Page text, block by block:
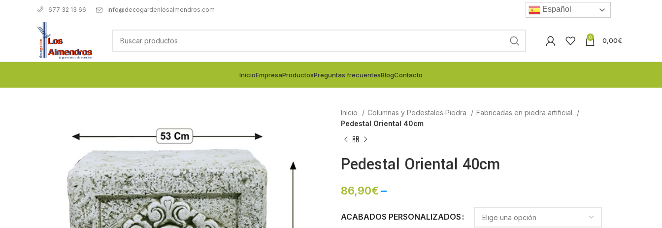
677 32 13 66 info@decogardenlosalmendros.com Español
0 0,00€
InicioEmpresaProductosPreguntas frecuentesBlogContacto
Inicio Columnas y Pedestales Piedra
Fabricadas en piedra artificial
Pedestal Oriental 40cm
Pedestal Oriental 40cm
86,90€ –
ACABADOS PERSONALIZADOS